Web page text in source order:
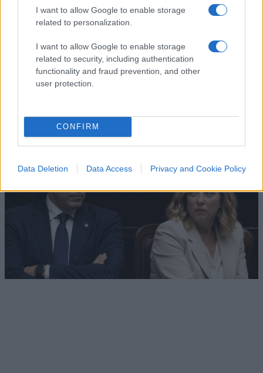
I want to allow Google to enable storage
related to personalization.
I want to allow Google to enable storage
related to security, including authentication
functionality and fraud prevention, and other
user protection.
CONFIRM
Data Deletion Data Access Privacy and Cookie Policy
Meloni ha un nuovo nemico
dentro casa
Vannacci e Futuro Nazionale crescono e mettono
il centrodestra davanti alla scelta più rischiosa
9 Agosto 2026, 12:06
1.2k